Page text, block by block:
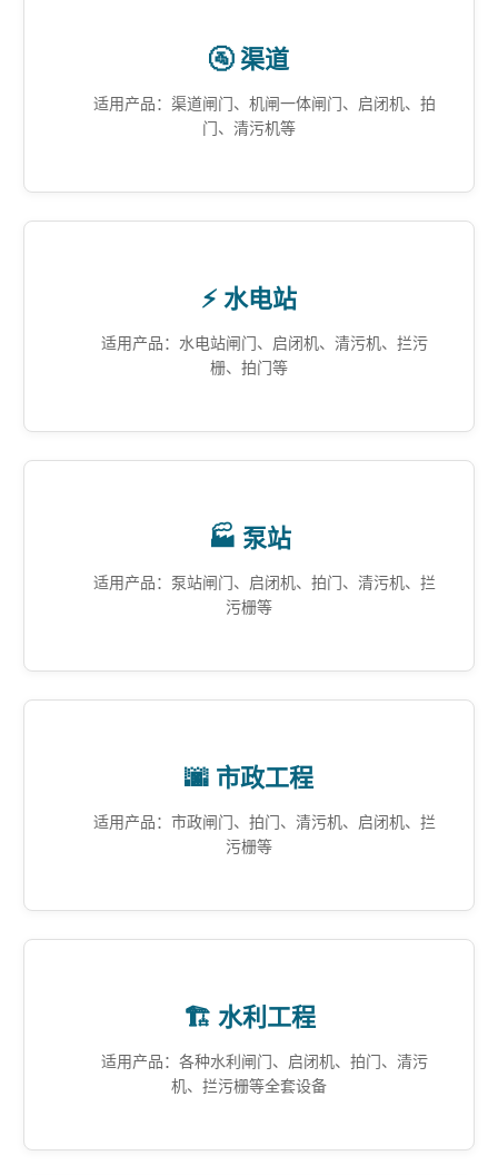
🚰 渠道
适用产品：渠道闸门、机闸一体闸门、启闭机、拍
门、清污机等
⚡ 水电站
适用产品：水电站闸门、启闭机、清污机、拦污
栅、拍门等
🏭 泵站
适用产品：泵站闸门、启闭机、拍门、清污机、拦
污栅等
🌆 市政工程
适用产品：市政闸门、拍门、清污机、启闭机、拦
污栅等
🏗️ 水利工程
适用产品：各种水利闸门、启闭机、拍门、清污
机、拦污栅等全套设备